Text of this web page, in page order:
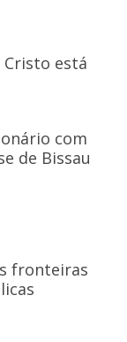
Cristo está
com
de Bissau
fronteiras